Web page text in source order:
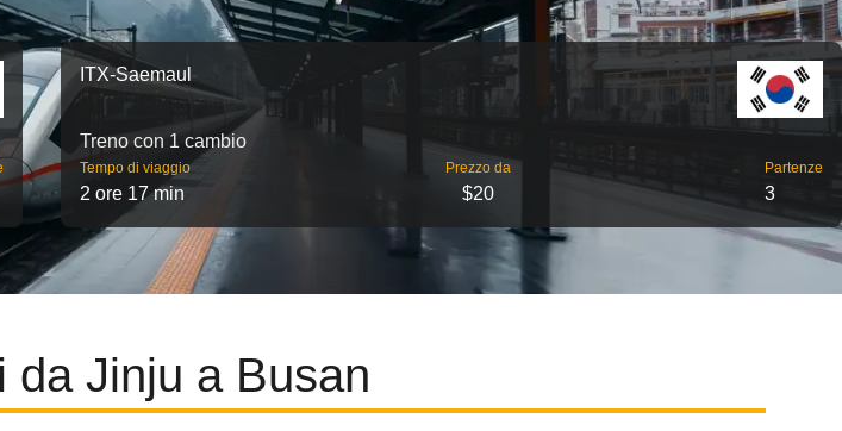
ITX-Saemaul
Treno con 1 cambio
Tempo di viaggio
2 ore 17 min
Prezzo da
$20
Partenze
3
da Jinju a Busan